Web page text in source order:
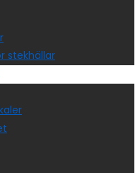
stekhällar